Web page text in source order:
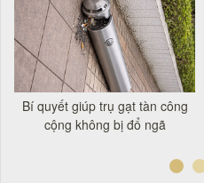
Bí quyết giúp trụ gạt tàn công
cộng không bị đổ ngã